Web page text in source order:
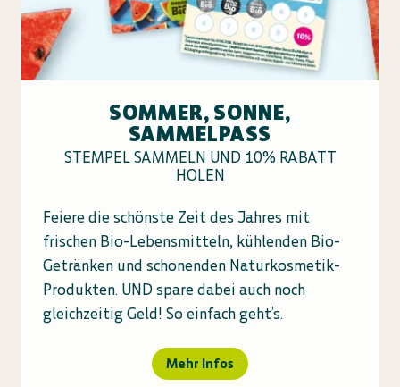
SOMMER, SONNE,
SAMMELPASS
STEMPEL SAMMELN UND 10% RABATT
HOLEN
Feiere die schönste Zeit des Jahres mit
frischen Bio-Lebensmitteln, kühlenden Bio-
Getränken und schonenden Naturkosmetik-
Produkten. UND spare dabei auch noch
gleichzeitig Geld! So einfach geht’s.
Mehr Infos